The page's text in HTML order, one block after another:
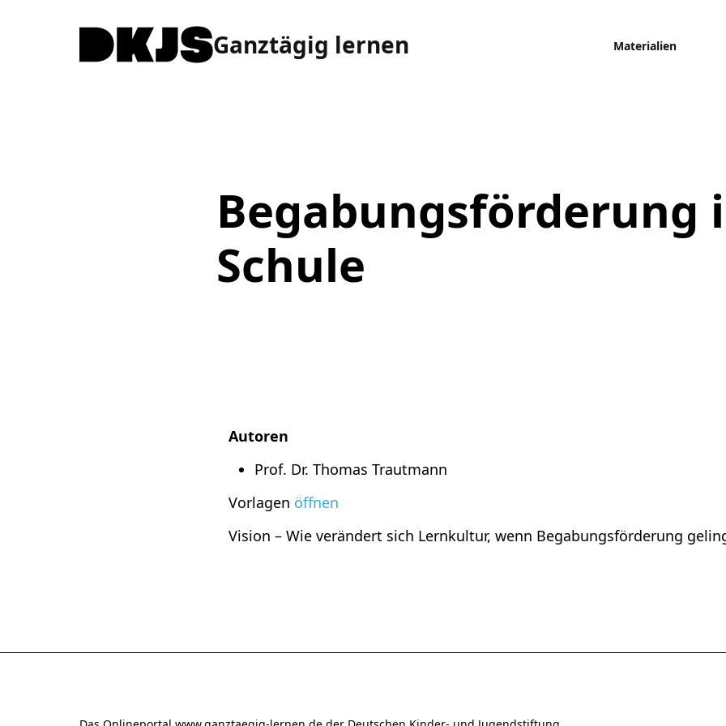
Ganztägig lernen Materialien
Begabungsförderung
Schule
Autoren
Prof. Dr. Thomas Trautmann
Vorlagen öffnen
Vision – Wie verändert sich Lernkultur, wenn Begabungsförderung